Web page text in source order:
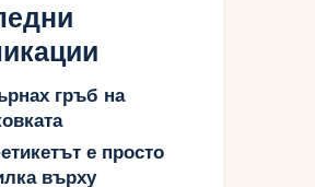
гръб на
е просто
върху